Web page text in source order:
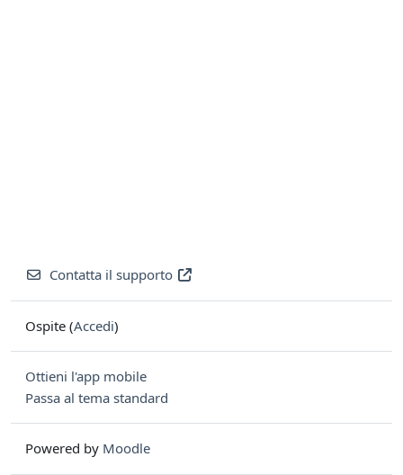
Contatta il supporto
Ospite (Accedi)
Ottieni l'app mobile
Passa al tema standard
Powered by Moodle